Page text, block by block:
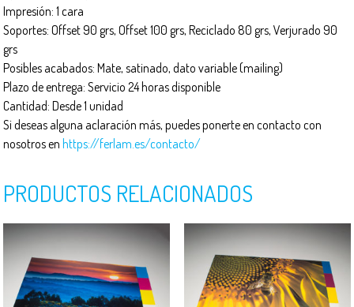
Impresión: 1 cara
Soportes: Offset 90 grs, Offset 100 grs, Reciclado 80 grs, Verjurado 90
grs
Posibles acabados: Mate, satinado, dato variable (mailing)
Plazo de entrega: Servicio 24 horas disponible
Cantidad: Desde 1 unidad
Si deseas alguna aclaración más, puedes ponerte en contacto con
nosotros enhttps://ferlam.es/contacto/
PRODUCTOS RELACIONADOS